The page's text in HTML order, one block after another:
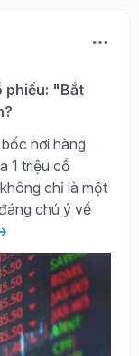
phiếu: "Bắt
hơi hàng
1 triệu cổ
chỉ là một
chú ý về